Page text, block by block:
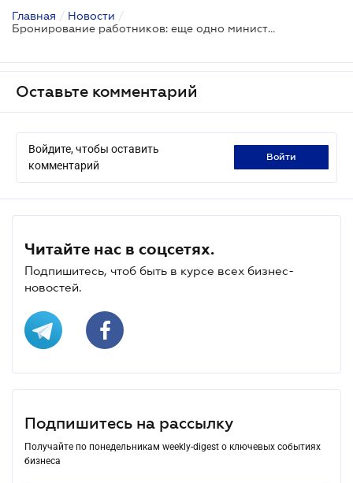
Главная / Новости /
Бронирование работников: еще одно министерство утвердило критерии определения важных для экономики предприятий
Оставьте комментарий
Войдите, чтобы оставить
комментарий
войти
Читайте нас в соцсетях.
Подпишитесь, чтоб быть в курсе всех бизнес-
новостей.
Подпишитесь на рассылку
Получайте по понедельникам weekly-digest о ключевых событиях
бизнеса